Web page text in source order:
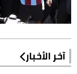
آخر الأخبار